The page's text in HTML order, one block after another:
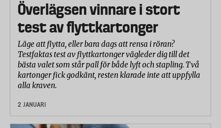
Överlägsen vinnare i stort
test av flyttkartonger
Läge att flytta, eller bara dags att rensa i röran?
Testfaktas test av flyttkartonger vägleder dig till det
bästa valet som står pall för både lyft och stapling. Två
kartonger fick godkänt, resten klarade inte att uppfylla
alla kraven.
2 JANUARI